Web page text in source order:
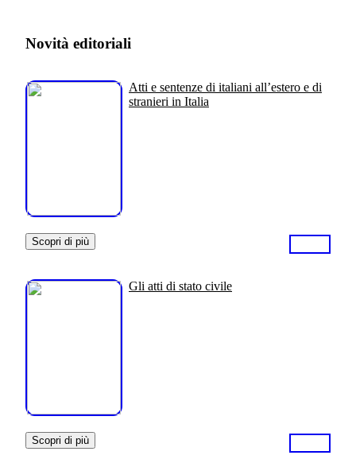
Novità editoriali
Atti e sentenze di italiani all’estero e di
stranieri in Italia
Scopri di più
Gli atti di stato civile
Scopri di più